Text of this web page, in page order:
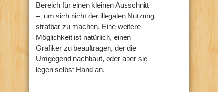
Bereich für einen kleinen Ausschnitt
–, um sich nicht der illegalen Nutzung
strafbar zu machen. Eine weitere
Möglichkeit ist natürlich, einen
Grafiker zu beauftragen, der die
Umgegend nachbaut, oder aber sie
legen selbst Hand an.